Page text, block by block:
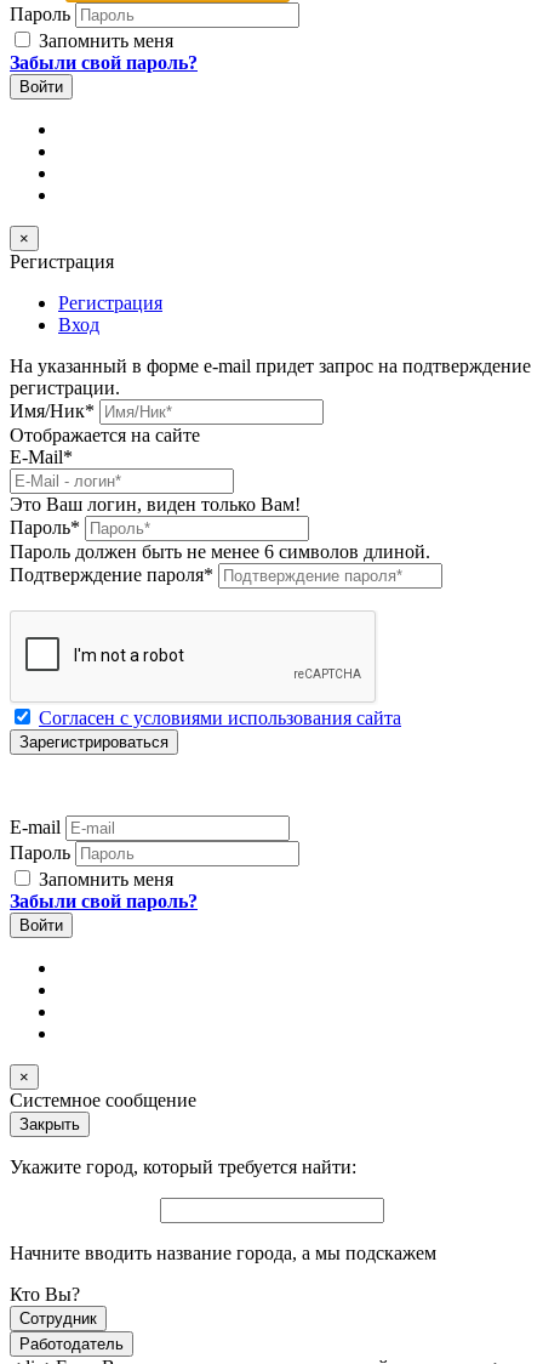
Пароль
Запомнить меня
Забыли свой пароль?
×
Регистрация
Регистрация
Вход
На указанный в форме e-mail придет запрос на подтверждение
регистрации.
Имя/Ник*
Отображается на сайте
E-Mail*
Это Ваш логин, виден только Вам!
Пароль*
Пароль должен быть не менее 6 символов длиной.
Подтверждение пароля*
Согласен с условиями использования сайта
E-mail
Пароль
Запомнить меня
Забыли свой пароль?
×
Системное сообщение
Закрыть
Укажите город, который требуется найти:
Начните вводить название города, а мы подскажем
Кто Вы?
Сотрудник
Работодатель